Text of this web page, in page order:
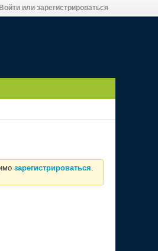
Войти или зарегистрироваться
зарегистрироваться.